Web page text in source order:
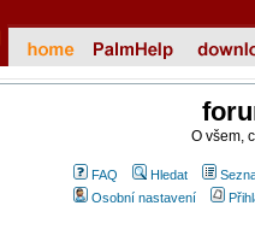
O všem,
FAQ Hledat
Osobní nastavení